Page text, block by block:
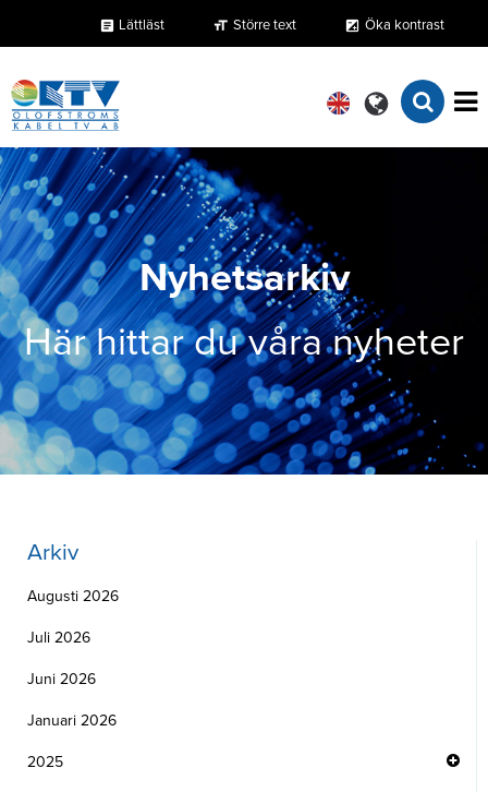
article Lättläst format_size Större text exposure Öka kontrast
Nyhetsarkiv
Här hittar du våra nyheter
Arkiv
Augusti 2026
Juli 2026
Juni 2026
Januari 2026
2025